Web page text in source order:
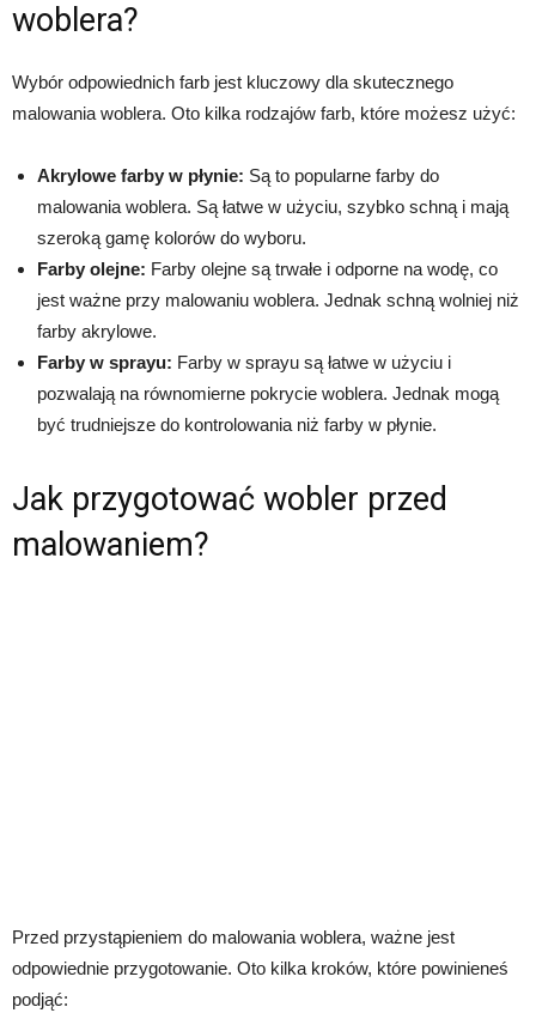
woblera?
Wybór odpowiednich farb jest kluczowy dla skutecznego
malowania woblera. Oto kilka rodzajów farb, które możesz użyć:
Akrylowe farby w płynie: Są to popularne farby do
malowania woblera. Są łatwe w użyciu, szybko schną i mają
szeroką gamę kolorów do wyboru.
Farby olejne: Farby olejne są trwałe i odporne na wodę, co
jest ważne przy malowaniu woblera. Jednak schną wolniej niż
farby akrylowe.
Farby w sprayu: Farby w sprayu są łatwe w użyciu i
pozwalają na równomierne pokrycie woblera. Jednak mogą
być trudniejsze do kontrolowania niż farby w płynie.
Jak przygotować wobler przed
malowaniem?
Przed przystąpieniem do malowania woblera, ważne jest
odpowiednie przygotowanie. Oto kilka kroków, które powinieneś
podjąć: